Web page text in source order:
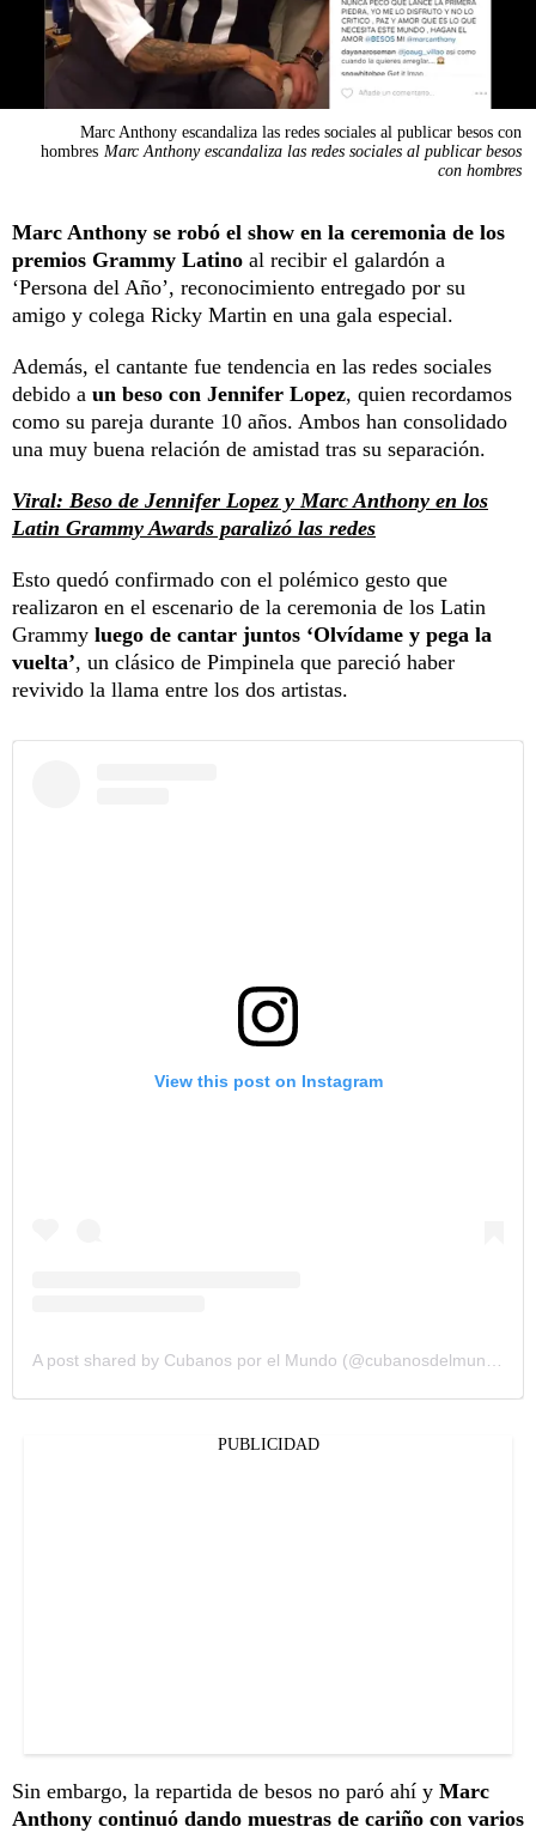
Marc Anthony escandaliza las redes sociales al publicar besos con
hombres Marc Anthony escandaliza las redes sociales al publicar besos
con hombres
Marc Anthony se robó el show en la ceremonia de los
premios Grammy Latino al recibir el galardón a
‘Persona del Año’, reconocimiento entregado por su
amigo y colega Ricky Martin en una gala especial.
Además, el cantante fue tendencia en las redes sociales
debido a un beso con Jennifer Lopez, quien recordamos
como su pareja durante 10 años. Ambos han consolidado
una muy buena relación de amistad tras su separación.
Viral: Beso de Jennifer Lopez y Marc Anthony en los
Latin Grammy Awards paralizó las redes
Esto quedó confirmado con el polémico gesto que
realizaron en el escenario de la ceremonia de los Latin
Grammy luego de cantar juntos ‘Olvídame y pega la
vuelta’, un clásico de Pimpinela que pareció haber
revivido la llama entre los dos artistas.
View this post on Instagram
A post shared by Cubanos por el Mundo (@cubanosdelmundo)
PUBLICIDAD
Sin embargo, la repartida de besos no paró ahí y Marc
Anthony continuó dando muestras de cariño con varios